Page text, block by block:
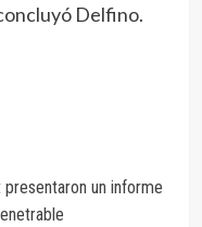
Delfino.
un informe